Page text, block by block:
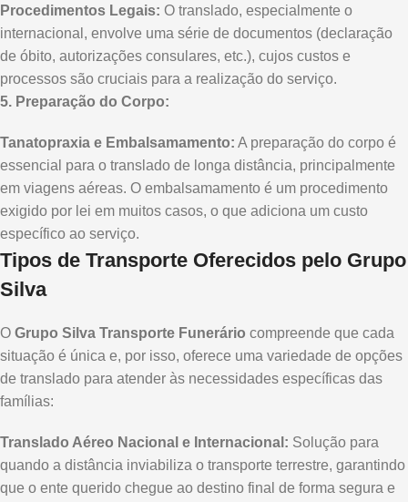
Procedimentos Legais: O translado, especialmente o
internacional, envolve uma série de documentos (declaração
de óbito, autorizações consulares, etc.), cujos custos e
processos são cruciais para a realização do serviço.
5. Preparação do Corpo:
Tanatopraxia e Embalsamamento: A preparação do corpo é
essencial para o translado de longa distância, principalmente
em viagens aéreas. O embalsamamento é um procedimento
exigido por lei em muitos casos, o que adiciona um custo
específico ao serviço.
Tipos de Transporte Oferecidos pelo Grupo
Silva
O Grupo Silva Transporte Funerário compreende que cada
situação é única e, por isso, oferece uma variedade de opções
de translado para atender às necessidades específicas das
famílias:
Translado Aéreo Nacional e Internacional: Solução para
quando a distância inviabiliza o transporte terrestre, garantindo
que o ente querido chegue ao destino final de forma segura e